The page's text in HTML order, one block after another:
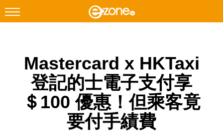
Facebook Instagram
科技焦點
網絡生活
Mastercard x HKTaxi
登記的士電子支付享
＄100 優惠！但乘客竟
要付手績費